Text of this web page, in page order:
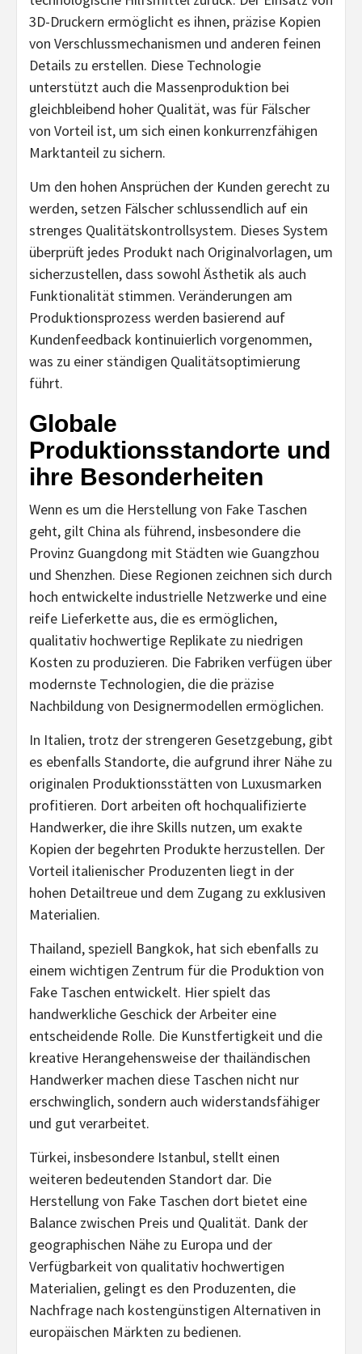
3D-Druckern ermöglicht es ihnen, präzise Kopien
von Verschlussmechanismen und anderen feinen
Details zu erstellen. Diese Technologie
unterstützt auch die Massenproduktion bei
gleichbleibend hoher Qualität, was für Fälscher
von Vorteil ist, um sich einen konkurrenzfähigen
Marktanteil zu sichern.
Um den hohen Ansprüchen der Kunden gerecht zu
werden, setzen Fälscher schlussendlich auf ein
strenges Qualitätskontrollsystem. Dieses System
überprüft jedes Produkt nach Originalvorlagen, um
sicherzustellen, dass sowohl Ästhetik als auch
Funktionalität stimmen. Veränderungen am
Produktionsprozess werden basierend auf
Kundenfeedback kontinuierlich vorgenommen,
was zu einer ständigen Qualitätsoptimierung
führt.
Globale
Produktionsstandorte und
ihre Besonderheiten
Wenn es um die Herstellung von Fake Taschen
geht, gilt China als führend, insbesondere die
Provinz Guangdong mit Städten wie Guangzhou
und Shenzhen. Diese Regionen zeichnen sich durch
hoch entwickelte industrielle Netzwerke und eine
reife Lieferkette aus, die es ermöglichen,
qualitativ hochwertige Replikate zu niedrigen
Kosten zu produzieren. Die Fabriken verfügen über
modernste Technologien, die die präzise
Nachbildung von Designermodellen ermöglichen.
In Italien, trotz der strengeren Gesetzgebung, gibt
es ebenfalls Standorte, die aufgrund ihrer Nähe zu
originalen Produktionsstätten von Luxusmarken
profitieren. Dort arbeiten oft hochqualifizierte
Handwerker, die ihre Skills nutzen, um exakte
Kopien der begehrten Produkte herzustellen. Der
Vorteil italienischer Produzenten liegt in der
hohen Detailtreue und dem Zugang zu exklusiven
Materialien.
Thailand, speziell Bangkok, hat sich ebenfalls zu
einem wichtigen Zentrum für die Produktion von
Fake Taschen entwickelt. Hier spielt das
handwerkliche Geschick der Arbeiter eine
entscheidende Rolle. Die Kunstfertigkeit und die
kreative Herangehensweise der thailändischen
Handwerker machen diese Taschen nicht nur
erschwinglich, sondern auch widerstandsfähiger
und gut verarbeitet.
Türkei, insbesondere Istanbul, stellt einen
weiteren bedeutenden Standort dar. Die
Herstellung von Fake Taschen dort bietet eine
Balance zwischen Preis und Qualität. Dank der
geographischen Nähe zu Europa und der
Verfügbarkeit von qualitativ hochwertigen
Materialien, gelingt es den Produzenten, die
Nachfrage nach kostengünstigen Alternativen in
europäischen Märkten zu bedienen.